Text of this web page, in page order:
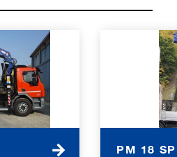
PM 18 SP